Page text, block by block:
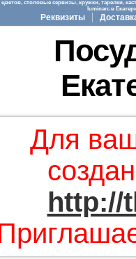
столовые сервизы, кружки, тарелки,
luminarc в
Реквизиты
Для
http://